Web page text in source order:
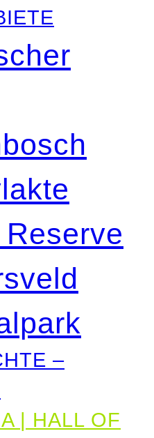
–
| HALL OF